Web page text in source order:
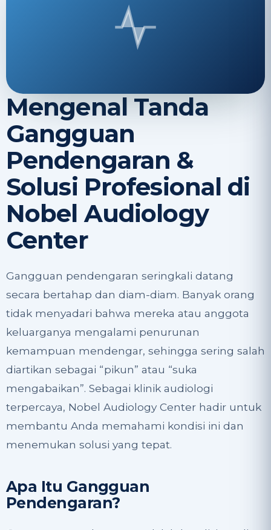
Mengenal Tanda
Gangguan
Pendengaran &
Solusi Profesional di
Nobel Audiology
Center
Gangguan pendengaran seringkali datang
secara bertahap dan diam-diam. Banyak orang
tidak menyadari bahwa mereka atau anggota
keluarganya mengalami penurunan
kemampuan mendengar, sehingga sering salah
diartikan sebagai “pikun” atau “suka
mengabaikan”. Sebagai klinik audiologi
terpercaya, Nobel Audiology Center hadir untuk
membantu Anda memahami kondisi ini dan
menemukan solusi yang tepat.
Apa Itu Gangguan
Pendengaran?